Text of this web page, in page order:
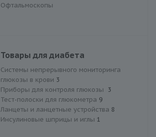
Офтальмоскопы
Товары для диабета
Системы непрерывного мониторинга
глюкозы в крови 3
Приборы для контроля глюкозы 3
Тест-полоски для глюкометра 9
Ланцеты и ланцетные устройства 8
Инсулиновые шприцы и иглы 1